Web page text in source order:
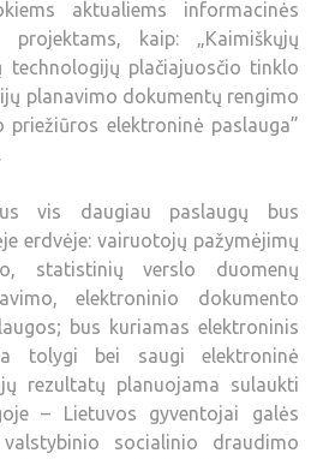
aktualiems informacinės
projektams, kaip: „Kaimiškųjų
technologijų plačiajuosčio tinklo
planavimo dokumentų rengimo
elektroninė paslauga”
vis daugiau paslaugų bus
erdvėje: vairuotojų pažymėjimų
statistinių verslo duomenų
elektroninio dokumento
bus kuriamas elektroninis
tolygi bei saugi elektroninė
rezultatų planuojama sulaukti
– Lietuvos gyventojai galės
socialinio draudimo